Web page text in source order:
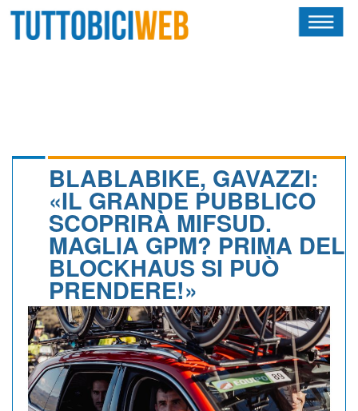
CALENDARIO
ALBI D'ORO
NEWSLETTER
BLABLABIKE, GAVAZZI:
«IL GRANDE PUBBLICO
SCOPRIRÀ MIFSUD.
MAGLIA GPM? PRIMA DEL
BLOCKHAUS SI PUÒ
PRENDERE!»